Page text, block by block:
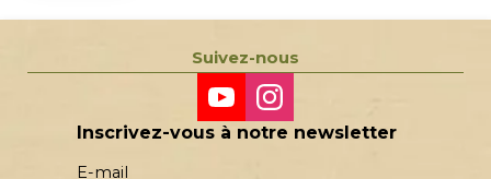
Suivez-nous
Inscrivez-vous à notre newsletter
E-mail